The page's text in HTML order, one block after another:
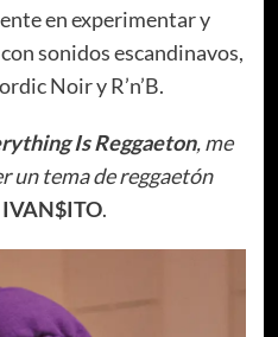
en experimentar y
sonidos escandinavos,
Noir y R’n’B.
Is Reggaeton, me
un tema de reggaetón
IVAN$ITO.